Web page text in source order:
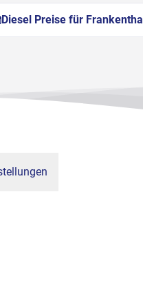
Diesel Preise für Frankenthal